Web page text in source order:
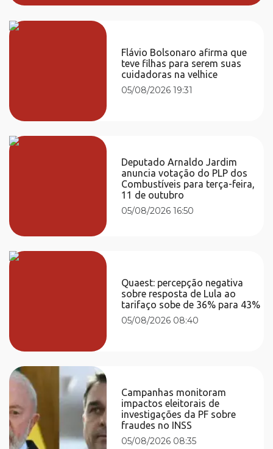
Flávio Bolsonaro afirma que
teve filhas para serem suas
cuidadoras na velhice
05/08/2026 19:31
Deputado Arnaldo Jardim
anuncia votação do PLP dos
Combustíveis para terça-feira,
11 de outubro
05/08/2026 16:50
Quaest: percepção negativa
sobre resposta de Lula ao
tarifaço sobe de 36% para 43%
05/08/2026 08:40
Campanhas monitoram
impactos eleitorais de
investigações da PF sobre
fraudes no INSS
05/08/2026 08:35